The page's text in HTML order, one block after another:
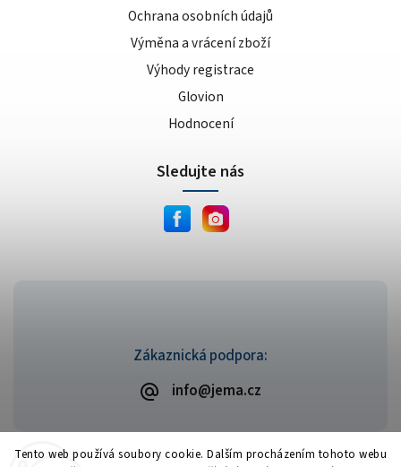
Tento web používá soubory cookie. Dalším procházením tohoto webu
Zákaznická podpora:
info@jema.cz
Ochrana osobních údajů
Výměna a vrácení zboží
Výhody registrace
Glovion
Hodnocení
Sledujte nás